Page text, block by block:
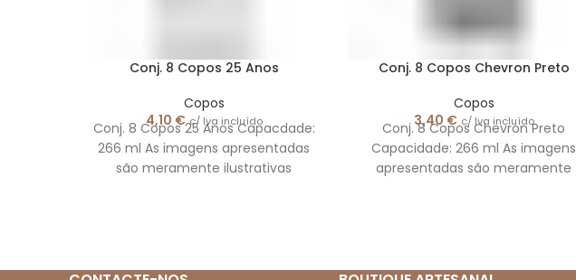
Conj. 8 Copos 25 Anos
Copos
4,10 € c/ Iva incluído
Conj. 8 Copos 25 Anos Capacdade:
266 ml As imagens apresentadas
são meramente ilustrativas
Conj. 8 Copos Chevron Preto
Copos
3,40 € c/ Iva incluído
Conj. 8 Copos Chevron Preto
Capacidade: 266 ml As imagens
apresentadas são meramente